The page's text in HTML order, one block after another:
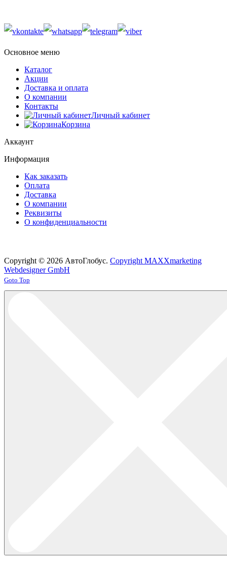
Основное меню
Каталог
Акции
Доставка и оплата
О компании
Контакты
Личный кабинет
Корзина
Аккаунт
Информация
Как заказать
Оплата
Доставка
О компании
Реквизиты
О конфиденциальности
Copyright © 2026 АвтоГлобус. Copyright MAXXmarketing
Webdesigner GmbH
Joomla! 3 Templates
Goto Top